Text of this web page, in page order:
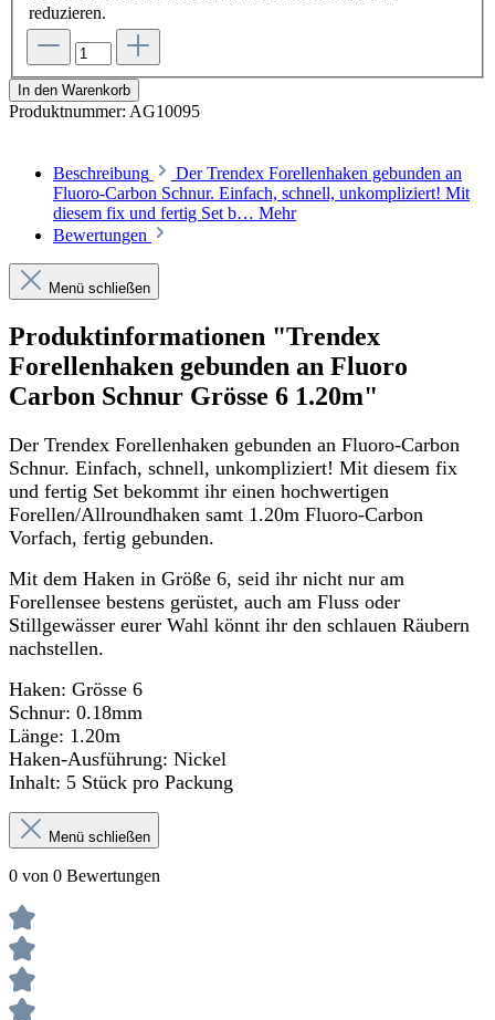
reduzieren.
In den Warenkorb
Produktnummer: AG10095
Beschreibung
Der Trendex Forellenhaken gebunden an
Fluoro-Carbon Schnur. Einfach, schnell, unkompliziert! Mit
diesem fix und fertig Set b… Mehr
Bewertungen
Menü schließen
Produktinformationen "Trendex
Forellenhaken gebunden an Fluoro
Carbon Schnur Grösse 6 1.20m"
Der Trendex Forellenhaken gebunden an Fluoro-Carbon
Schnur. Einfach, schnell, unkompliziert! Mit diesem fix
und fertig Set bekommt ihr einen hochwertigen
Forellen/Allroundhaken samt 1.20m Fluoro-Carbon
Vorfach, fertig gebunden.
Mit dem Haken in Größe 6, seid ihr nicht nur am
Forellensee bestens gerüstet, auch am Fluss oder
Stillgewässer eurer Wahl könnt ihr den schlauen Räubern
nachstellen.
Haken: Grösse 6
Schnur: 0.18mm
Länge: 1.20m
Haken-Ausführung: Nickel
Inhalt: 5 Stück pro Packung
Menü schließen
0 von 0 Bewertungen